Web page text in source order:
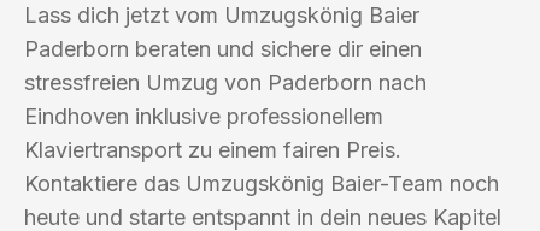
Lass dich jetzt vom Umzugskönig Baier
Paderborn beraten und sichere dir einen
stressfreien Umzug von Paderborn nach
Eindhoven inklusive professionellem
Klaviertransport zu einem fairen Preis.
Kontaktiere das Umzugskönig Baier-Team noch
heute und starte entspannt in dein neues Kapitel